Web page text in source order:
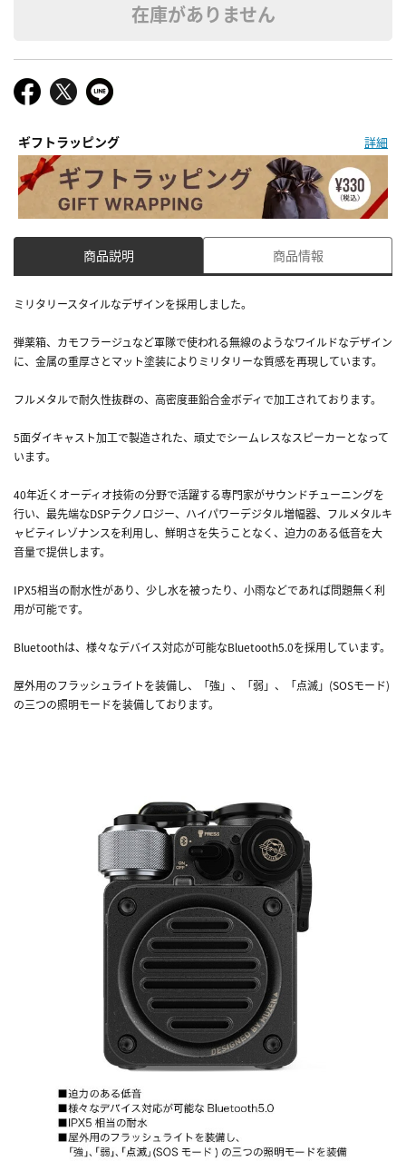
在庫がありません
ギフトラッピング 詳細
商品説明 商品情報
ミリタリースタイルなデザインを採用しました。
弾薬箱、カモフラージュなど軍隊で使われる無線のようなワイルドなデザイン
に、金属の重厚さとマット塗装によりミリタリーな質感を再現しています。
フルメタルで耐久性抜群の、高密度亜鉛合金ボディで加工されております。
5面ダイキャスト加工で製造された、頑丈でシームレスなスピーカーとなって
います。
40年近くオーディオ技術の分野で活躍する専門家がサウンドチューニングを
行い、最先端なDSPテクノロジー、ハイパワーデジタル増幅器、フルメタルキ
ャビティレゾナンスを利用し、鮮明さを失うことなく、迫力のある低音を大
音量で提供します。
IPX5相当の耐水性があり、少し水を被ったり、小雨などであれば問題無く利
用が可能です。
Bluetoothは、様々なデバイス対応が可能なBluetooth5.0を採用しています。
屋外用のフラッシュライトを装備し、「強」、「弱」、「点滅」(SOSモード)
の三つの照明モードを装備しております。